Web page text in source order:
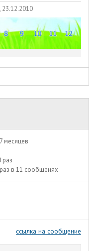
23.12.2010
месяцев
раз
в 11 сообщенях
ссылка на сообщение